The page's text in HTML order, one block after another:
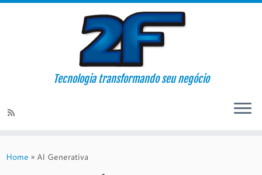
Tecnologia transformando seu negócio
Home » AI Generativa